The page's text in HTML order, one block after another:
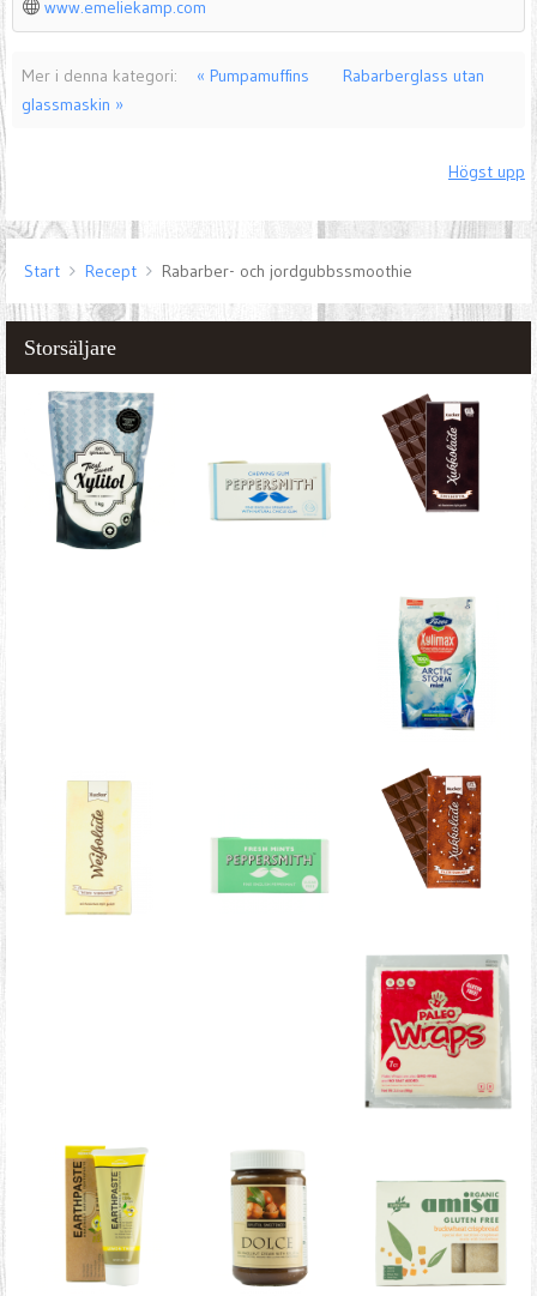
www.emeliekamp.com
Mer i denna kategori: « Pumpamuffins
Rabarberglass utan
glassmaskin »
Högst upp
Start Recept Rabarber- och jordgubbssmoothie
Storsäljare